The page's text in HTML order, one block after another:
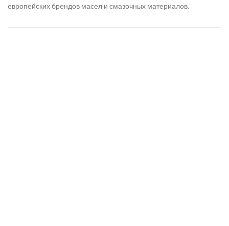
европейских брендов масел и смазочных материалов.